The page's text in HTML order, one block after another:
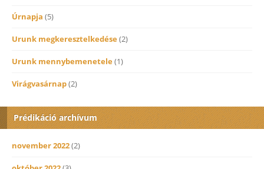
Úrnapja (5)
Urunk megkeresztelkedése(2)
Urunk mennybemenetele(1)
Virágvasárnap(2)
Prédikáció archívum
november 2022(2)